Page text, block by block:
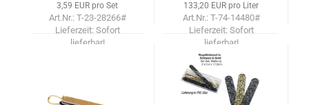
3,59 EUR pro Set
Art.Nr.: T-23-28266#
Lieferzeit: Sofort
lieferbar!
133,20 EUR pro Liter
Art.Nr.: T-74-14480#
Lieferzeit: Sofort
lieferbar!